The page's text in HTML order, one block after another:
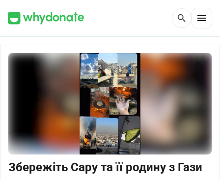
search menu
Збережіть Сару та її родину з Гази